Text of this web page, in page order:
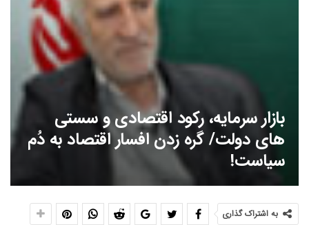
بازار سرمایه، رکود اقتصادی و سستی
های دولت/ گره زدن افسار اقتصاد به دُم
سیاست!
به اشتراک گذاری